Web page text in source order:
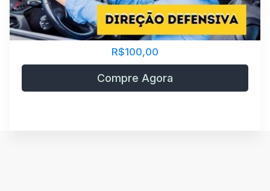
R$100,00
Compre Agora